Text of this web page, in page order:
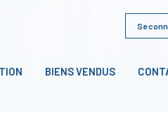
Se
BIENS VENDUS